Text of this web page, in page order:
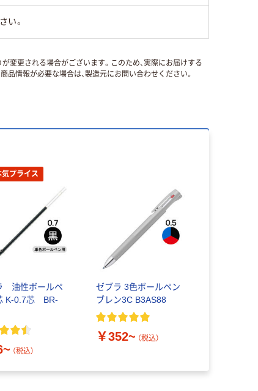
い。
が変更される場合がございます。このため、実際にお届けする
情報が必要な場合は、製造元にお問い合わせください。
気プライス
油性ボールペ
K-0.7芯 BR-
（税込）
ゼブラ 3色ボールペン
ブレン3C B3AS88
￥352~ （税込）